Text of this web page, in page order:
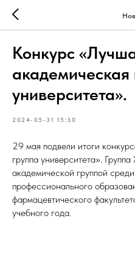
Конкурс
академическая
университета».
2024-05-31 15:30
29 мая подвели итоги
группа университета».
академической группой
профессионального
фармацевтического
учебного года.